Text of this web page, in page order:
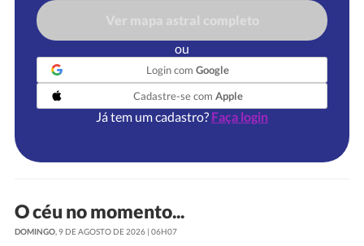
ou
Login com Google
Cadastre-se com Apple
Já tem um cadastro? Faça login
O céu no momento...
DOMINGO, 9 DE AGOSTO DE 2026 | 06H07